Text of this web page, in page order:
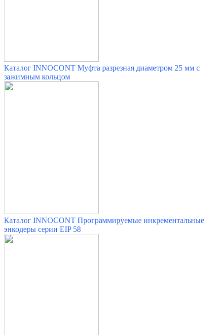
Каталог INNOCONT Муфта разрезная диаметром 25 мм с
зажимным кольцом
Каталог INNOCONT Программируемые инкрементальные
энкодеры серии EIP 58